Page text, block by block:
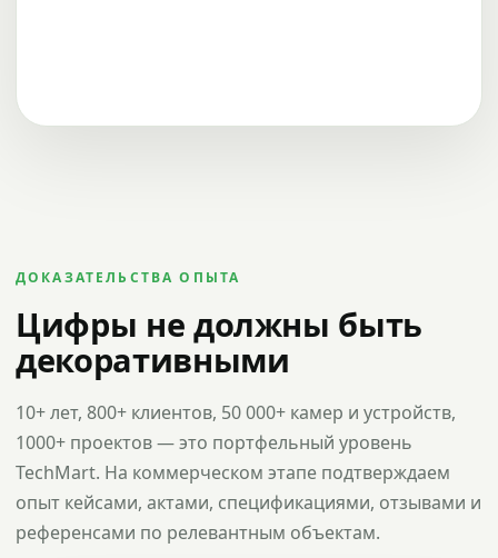
ДОКАЗАТЕЛЬСТВА ОПЫТА
Цифры не должны быть
декоративными
10+ лет, 800+ клиентов, 50 000+ камер и устройств,
1000+ проектов — это портфельный уровень
TechMart. На коммерческом этапе подтверждаем
опыт кейсами, актами, спецификациями, отзывами и
референсами по релевантным объектам.